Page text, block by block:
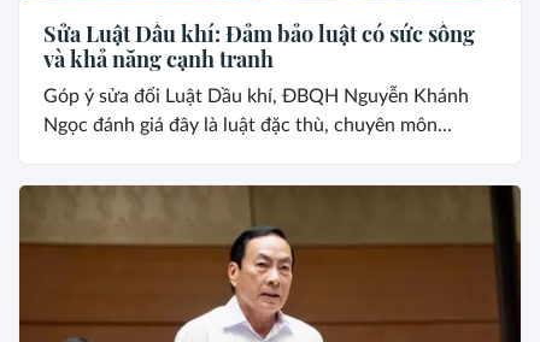
Sửa Luật Dầu khí: Đảm bảo luật có sức sống
và khả năng cạnh tranh
Góp ý sửa đổi Luật Dầu khí, ĐBQH Nguyễn Khánh
Ngọc đánh giá đây là luật đặc thù, chuyên môn...